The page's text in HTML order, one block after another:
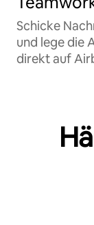
Schicke
und lege die
direkt auf